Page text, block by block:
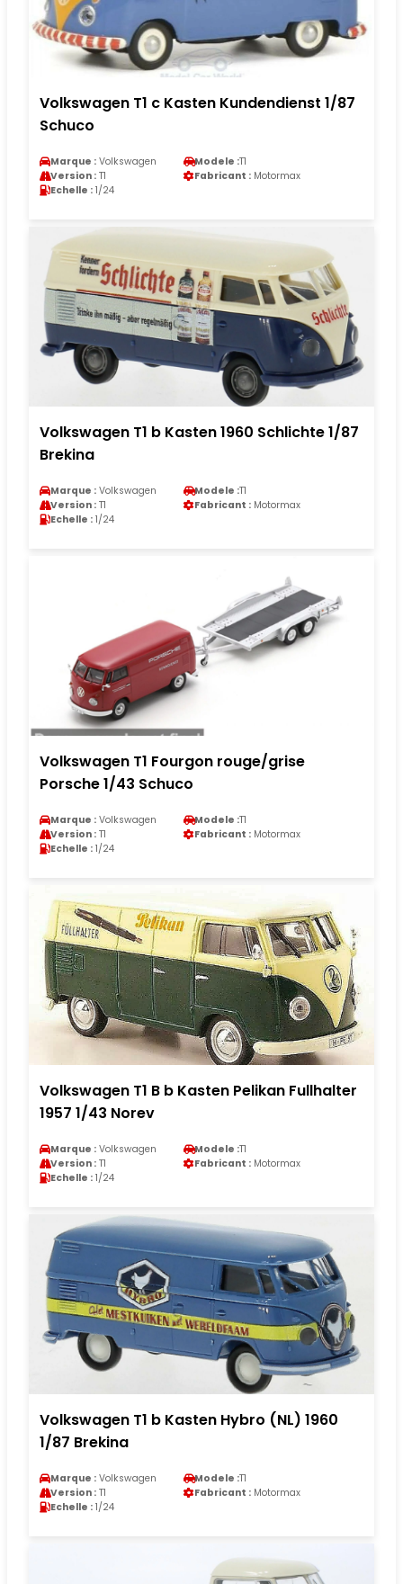
Volkswagen T1 c Kasten Kundendienst 1/87
Schuco
Marque : Volkswagen Modele :T1
Version : T1 Fabricant : Motormax
Echelle : 1/24
Volkswagen T1 b Kasten 1960 Schlichte 1/87
Brekina
Marque : Volkswagen Modele :T1
Version : T1 Fabricant : Motormax
Echelle : 1/24
Volkswagen T1 Fourgon rouge/grise
Porsche 1/43 Schuco
Marque : Volkswagen Modele :T1
Version : T1 Fabricant : Motormax
Echelle : 1/24
Volkswagen T1 B b Kasten Pelikan Fullhalter
1957 1/43 Norev
Marque : Volkswagen Modele :T1
Version : T1 Fabricant : Motormax
Echelle : 1/24
Volkswagen T1 b Kasten Hybro (NL) 1960
1/87 Brekina
Marque : Volkswagen Modele :T1
Version : T1 Fabricant : Motormax
Echelle : 1/24